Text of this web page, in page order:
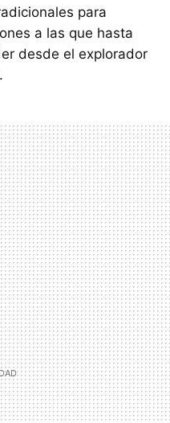
para
a las que hasta
desde el explorador